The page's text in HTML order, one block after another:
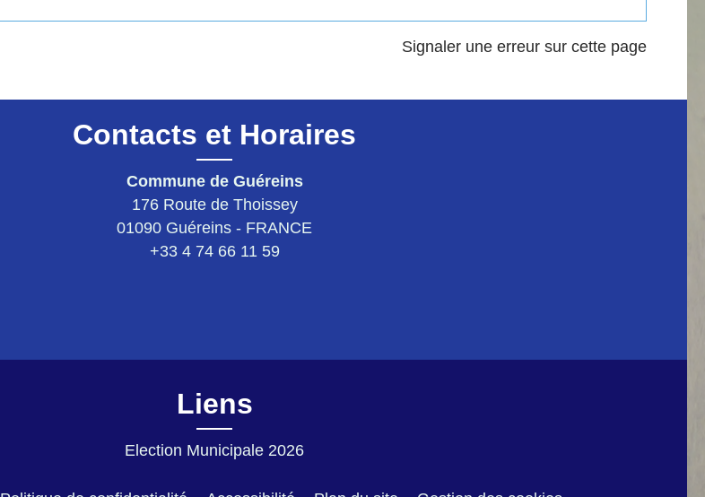
Signaler une erreur sur cette page
Contacts et Horaires
Commune de Guéreins
176 Route de Thoissey
01090 Guéreins - FRANCE
+33 4 74 66 11 59
Liens
Election Municipale 2026